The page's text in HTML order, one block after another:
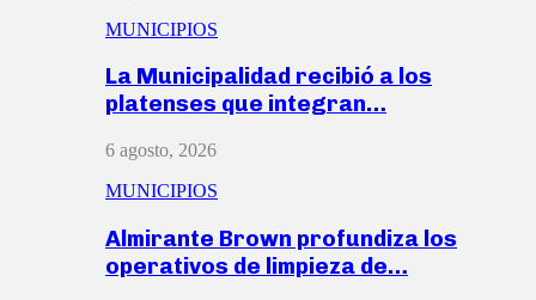
MUNICIPIOS
La Municipalidad recibió a los
platenses que integran…
6 agosto, 2026
MUNICIPIOS
Almirante Brown profundiza los
operativos de limpieza de…